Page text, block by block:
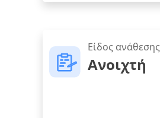
Είδος ανάθεσης
Ανοιχτή